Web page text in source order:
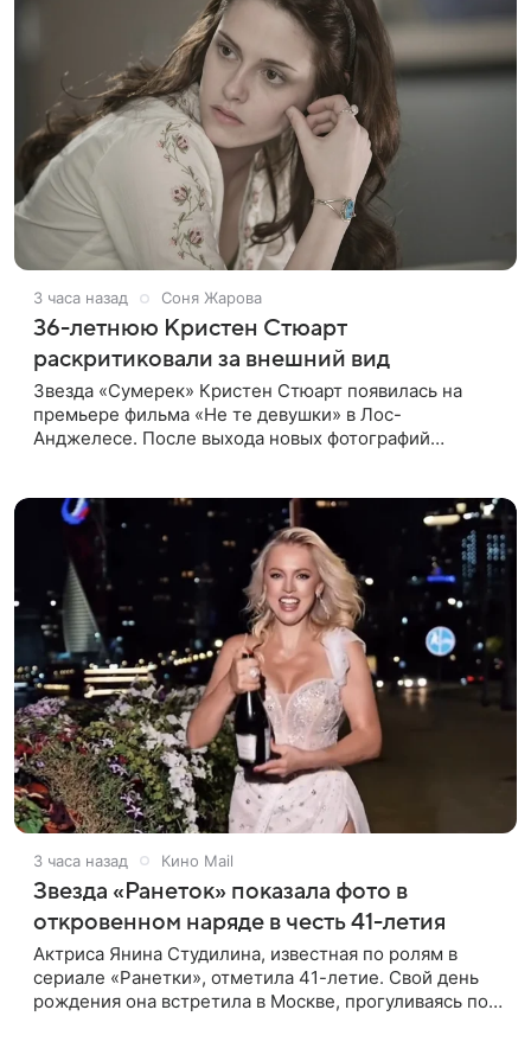
3 часа назад Соня Жарова
36-летнюю Кристен Стюарт
раскритиковали за внешний вид
Звезда «Сумерек» Кристен Стюарт появилась на
премьере фильма «Не те девушки» в Лос-
Анджелесе. После выхода новых фотографий
3 часа назад Кино Mail
Звезда «Ранеток» показала фото в
откровенном наряде в честь 41-летия
Актриса Янина Студилина, известная по ролям в
сериале «Ранетки», отметила 41-летие. Свой день
рождения она встретила в Москве, прогуливаясь по